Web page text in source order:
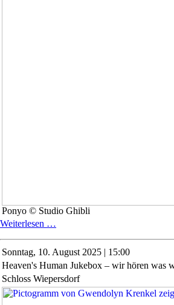
Ponyo © Studio Ghibli
Weiterlesen …
Das
große
Abenteuer
am
Meer
Sonntag, 10. August 2025 | 15:00
Heaven's Human Jukebox – wir hören was
Schloss Wiepersdorf